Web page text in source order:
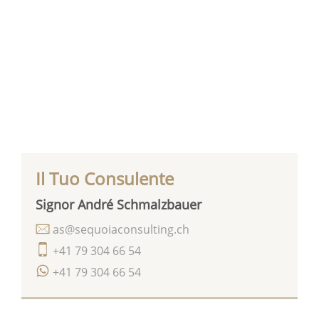
Il Tuo Consulente
Signor André Schmalzbauer
+41 79 304 66 54
+41 79 304 66 54
as@sequoiaconsulting.ch